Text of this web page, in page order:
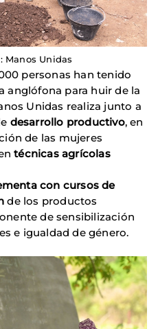
Manos Unidas
personas han tenido
anglófona para huir de la
Unidas realiza junto a
desarrollo productivo, en
de las mujeres
técnicas agrícolas
con cursos de
de los productos
de sensibilización
e igualdad de género.